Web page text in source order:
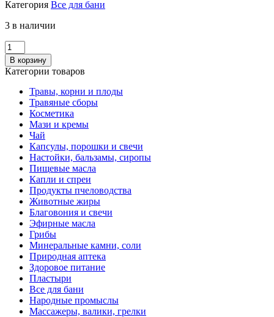
Категория Все для бани
3 в наличии
Количество
Ароматизатор
"Лимон"
В корзину
Категории товаров
Травы, корни и плоды
Травяные сборы
Косметика
Мази и кремы
Чай
Капсулы, порошки и свечи
Настойки, бальзамы, сиропы
Пищевые масла
Капли и спреи
Продукты пчеловодства
Животные жиры
Благовония и свечи
Эфирные масла
Грибы
Минеральные камни, соли
Природная аптека
Здоровое питание
Пластыри
Все для бани
Народные промыслы
Массажеры, валики, грелки​